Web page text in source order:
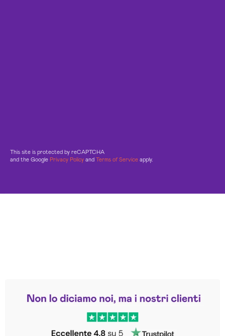
This site is protected by reCAPTCHA
and the Google Privacy Policy and Terms of Service apply.
Trustpilot